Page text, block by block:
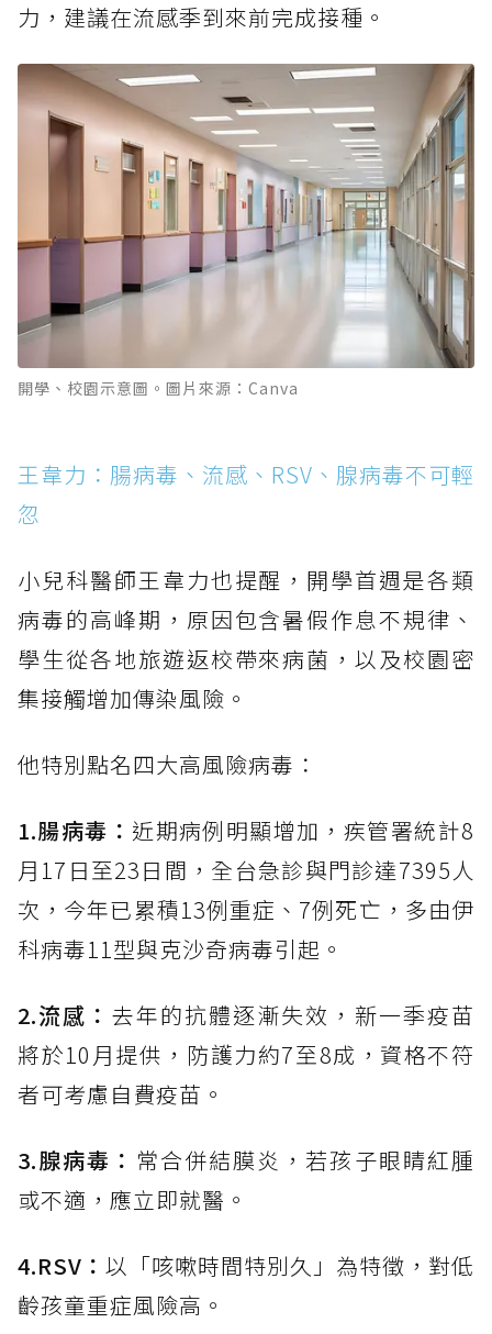
力，建議在流感季到來前完成接種。
開學、校園示意圖。圖片來源：Canva
王韋力：腸病毒、流感、RSV、腺病毒不可輕
忽
小兒科醫師王韋力也提醒，開學首週是各類
病毒的高峰期，原因包含暑假作息不規律、
學生從各地旅遊返校帶來病菌，以及校園密
集接觸增加傳染風險。
他特別點名四大高風險病毒：
1.腸病毒： 近期病例明顯增加，疾管署統計8
月17日至23日間，全台急診與門診達7395人
次，今年已累積13例重症、7例死亡，多由伊
科病毒11型與克沙奇病毒引起。
2.流感： 去年的抗體逐漸失效，新一季疫苗
將於10月提供，防護力約7至8成，資格不符
者可考慮自費疫苗。
3.腺病毒： 常合併結膜炎，若孩子眼睛紅腫
或不適，應立即就醫。
4.RSV： 以「咳嗽時間特別久」為特徵，對低
齡孩童重症風險高。